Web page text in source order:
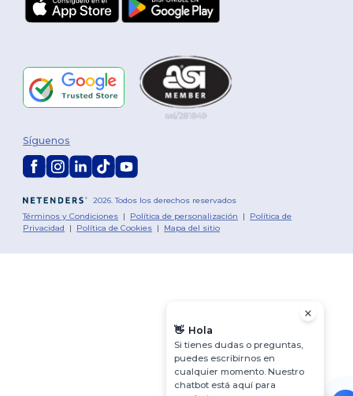
2026. Todos los derechos reservados
Términos y Condiciones | Política de personalización | Política de
Privacidad | Política de Cookies | Mapa del sitio
Síguenos
👋 Hola
Si tienes dudas o preguntas,
puedes escribirnos en
cualquier momento. Nuestro
chatbot está aquí para